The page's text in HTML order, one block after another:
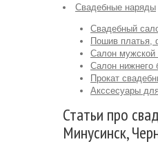
Свадебные наряды
Свадебный
Пошив платья,
Салон
Салон нижнего
Прокат
Акссесуары
Статьи про
Минусинск,